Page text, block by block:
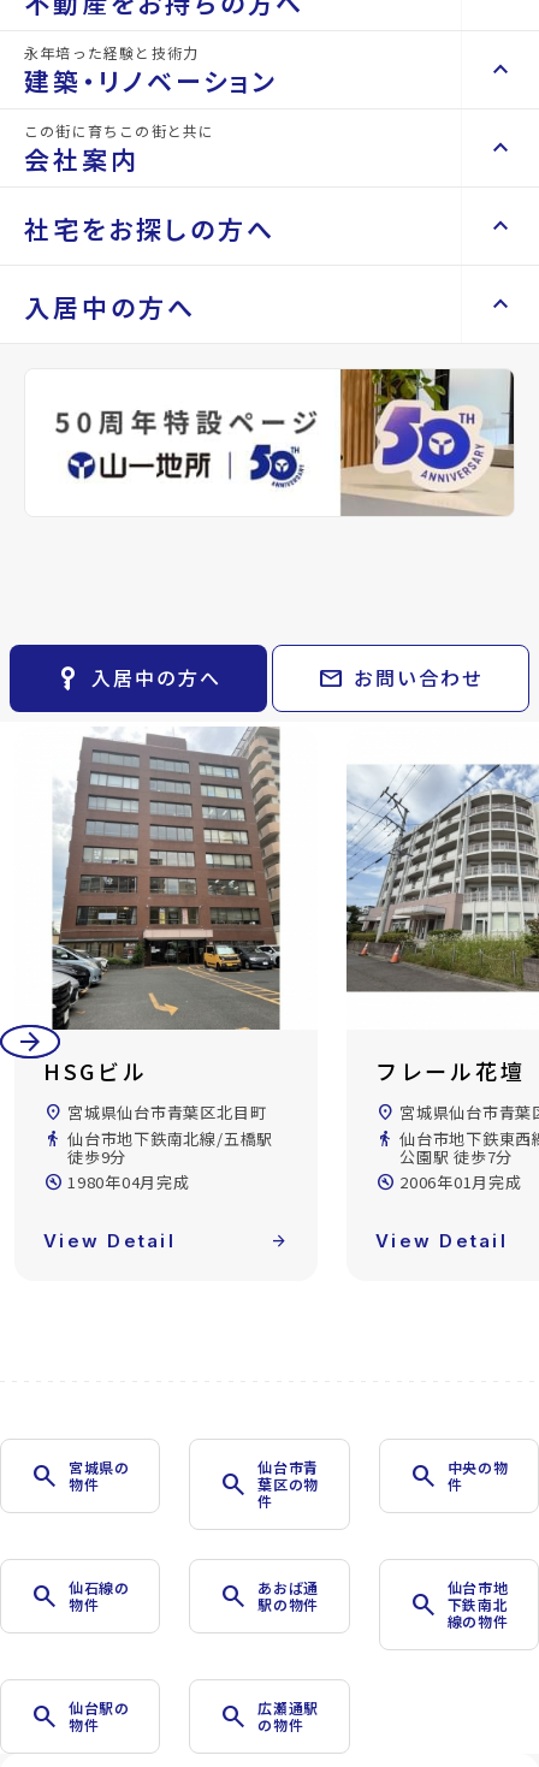
space_dashboard
エリアから探す
space_dashboard
土地を探す
エリアから探す
train
路線から探す
事業用・投資用を探す keyboard_arrow_right
検索条件
閲覧履歴 keyboard_arrow_right
マイホームを考え始めたら keyboard_arrow_right
ご購入の流れ・諸費用 keyboard_arrow_right
不動産をお持ちの方へ keyboard_arrow_right
山一地所の賃貸管理
不動産を貸すまでの流れ
空き家サポートサービス
不動産を売却したい keyboard_arrow_right
相続相談をしたい keyboard_arrow_right
不動産に投資したい keyboard_arrow_right
永年培った経験と技術力
建築・リノベーション keyboard_arrow_up
建築・リノベーション keyboard_arrow_right
Renotta（リノッタ） keyboard_arrow_right
この街に育ちこの街と共に
会社案内 keyboard_arrow_up
会社案内 keyboard_arrow_right
会社概要・沿革 keyboard_arrow_right
keyboard_arrow_right
パーパス keyboard_arrow_right
CM紹介
社宅をお探しの方へ keyboard_arrow_up
社宅をお探しの方へ keyboard_arrow_right
keyboard_arrow_right
レンタルオフィス keyboard_arrow_right
貸会議室 keyboard_arrow_right
open_in_new
入居中の方へ keyboard_arrow_up
keyboard_arrow_right
退去される方へ keyboard_arrow_right
※準備中 住まいのしおり（PDF）
key_vertical 入居中の方へ mail お問い合わせ
管理費
23.9971万円
お気に入り
mail
辺の物件
arrow_back
arrow_forward
HSGビル
location_on 宮城県仙台市青葉区北目町
directions_walk 仙台市地下鉄南北線/五橋駅
徒歩9分
build_circle 1980年04月完成
View Detail arrow_forward
フレール花壇
location_on 宮城県仙台市青葉
directions_walk 仙台市地下鉄東西
公園駅 徒歩7分
build_circle 2006年01月完成
View Detail
search
宮城県の
物件
search
仙台市青
葉区の物
件
search
中央の物
件
search
仙石線の
物件
search
あおば通
駅の物件
search
仙台市地
下鉄南北
線の物件
search
仙台駅の
物件
search
広瀬通駅
の物件